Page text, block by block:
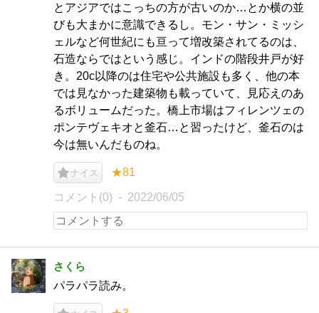
とアジアではこっちの方が古いのか…とか横の並
びも大まかに意識できるし。モン・サン・ミッシ
ェルなど何世紀にも亘って増改築されてるのは、
石造ならではという感じ。インドの階段井戸が好
き。20c以降のは住宅や公共施設も多く、他の本
では見なかった建築物も載っていて、見応えのあ
るボリュームだった。橋上市場はフィレンツェの
ポンテヴェキオと釜石…と習ったけど、釜石のは
今は無いんだものね。
ナイス ★81
コメント(0) 2022/06/05
さくら
パラパラ読み。